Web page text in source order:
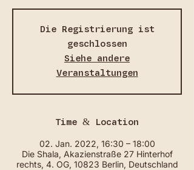
Die Registrierung ist
geschlossen
Siehe andere
Veranstaltungen
Time & Location
02. Jan. 2022, 16:30 – 18:00
Die Shala, Akazienstraße 27 Hinterhof
rechts, 4. OG, 10823 Berlin, Deutschland